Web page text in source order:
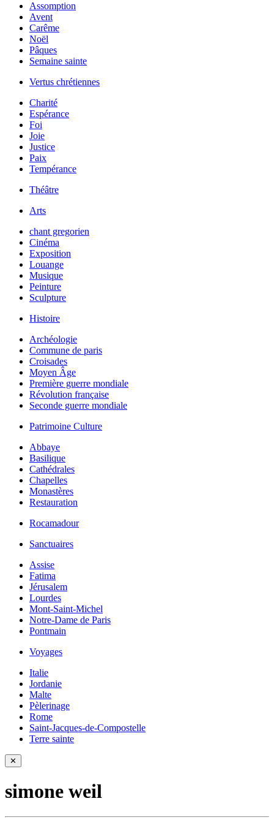
Assomption
Avent
Carême
Noël
Pâques
Semaine sainte
Vertus chrétiennes
Charité
Espérance
Foi
Joie
Justice
Paix
Tempérance
Théâtre
Arts
chant gregorien
Cinéma
Exposition
Louange
Musique
Peinture
Sculpture
Histoire
Archéologie
Commune de paris
Croisades
Moyen Âge
Première guerre mondiale
Révolution française
Seconde guerre mondiale
Patrimoine Culture
Abbaye
Basilique
Cathédrales
Chapelles
Monastères
Restauration
Rocamadour
Sanctuaires
Assise
Fatima
Jérusalem
Lourdes
Mont-Saint-Michel
Notre-Dame de Paris
Pontmain
Voyages
Italie
Jordanie
Malte
Pèlerinage
Rome
Saint-Jacques-de-Compostelle
Terre sainte
✕
simone weil